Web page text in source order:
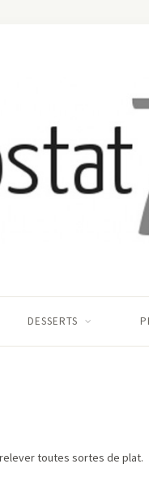
DESSERTS
toutes sortes de plat.